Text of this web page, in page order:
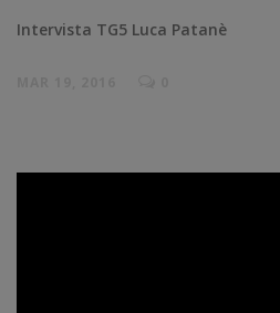
Intervista TG5 Luca Patanè